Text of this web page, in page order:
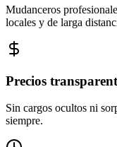
Mudanceros
locales y de larga
Precios
Sin cargos ocultos ni
siempre.